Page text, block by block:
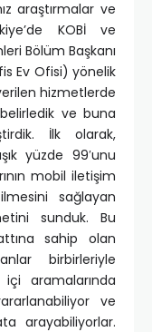
araştırmalar ve
KOBİ ve
Bölüm Başkanı
Ev Ofisi) yönelik
hizmetlerde
ve buna
İlk olarak,
yüzde 99′unu
mobil iletişim
sağlayan
sunduk. Bu
sahip olan
birbirleriyle
aramalarında
ve
arayabiliyorlar.